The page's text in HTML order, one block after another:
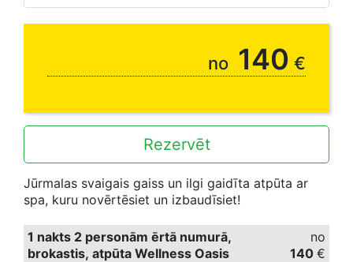
no 140 €
Rezervēt
Jūrmalas svaigais gaiss un ilgi gaidīta atpūta ar
spa, kuru novērtēsiet un izbaudīsiet!
1 nakts 2 personām ērtā numurā,
brokastis, atpūta Wellness Oasis
no
140 €